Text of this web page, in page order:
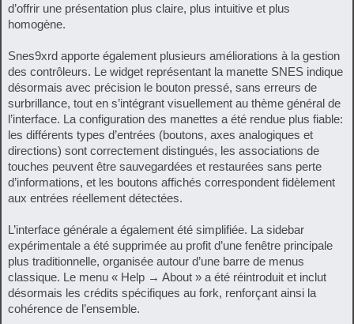
d’offrir une présentation plus claire, plus intuitive et plus
homogène.
Snes9xrd apporte également plusieurs améliorations à la gestion
des contrôleurs. Le widget représentant la manette SNES indique
désormais avec précision le bouton pressé, sans erreurs de
surbrillance, tout en s’intégrant visuellement au thème général de
l’interface. La configuration des manettes a été rendue plus fiable:
les différents types d’entrées (boutons, axes analogiques et
directions) sont correctement distingués, les associations de
touches peuvent être sauvegardées et restaurées sans perte
d’informations, et les boutons affichés correspondent fidèlement
aux entrées réellement détectées.
L’interface générale a également été simplifiée. La sidebar
expérimentale a été supprimée au profit d’une fenêtre principale
plus traditionnelle, organisée autour d’une barre de menus
classique. Le menu « Help → About » a été réintroduit et inclut
désormais les crédits spécifiques au fork, renforçant ainsi la
cohérence de l’ensemble.